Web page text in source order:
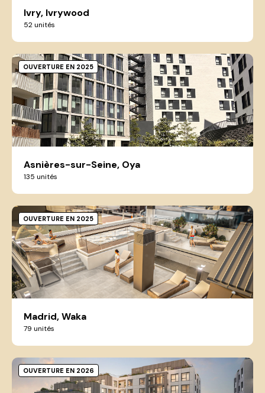
Ivry, Ivrywood
52 unités
Asnières-sur-Seine, Oya
135 unités
OUVERTURE EN 2025
Madrid, Waka
79 unités
OUVERTURE EN 2025
OUVERTURE EN 2026